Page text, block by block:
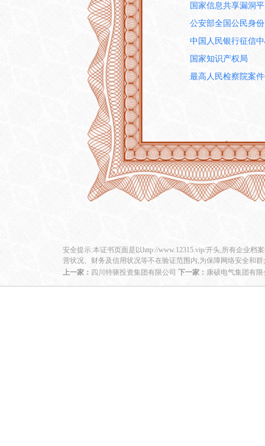
国家信息共享漏洞
公安部全国公民身
中国人民银行征信
国家知识产权局
最高人民检察院案
安全提示:本证书页面是以http://www.12315.vip/开头,所有企业档
营状况、财务及信用状况等不在验证范围内,为保障网络安全和
上一家： 四川特驱投资集团有限公司 下一家： 康硕电气集团有限